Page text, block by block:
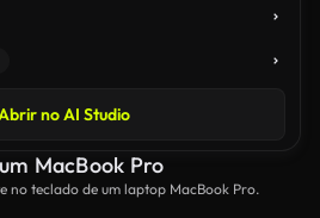
no AI Studio
MacBook Pro
no teclado de um laptop MacBook Pro.